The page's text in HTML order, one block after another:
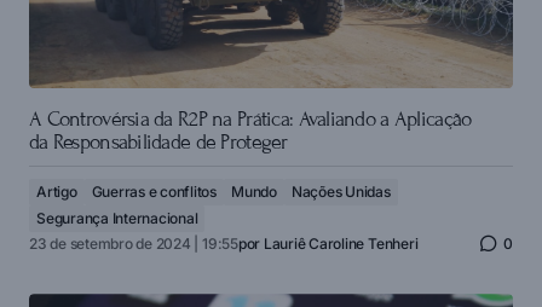
A Controvérsia da R2P na Prática: Avaliando a Aplicação
da Responsabilidade de Proteger
Artigo Guerras e conflitos Mundo
Nações Unidas
Segurança Internacional
23 de setembro de 2024 | 19:55por Lauriê Caroline Tenheri 0